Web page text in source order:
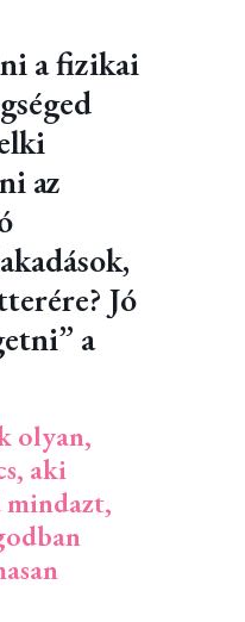
a fizikai
az
Jó
a
olyan,
aki